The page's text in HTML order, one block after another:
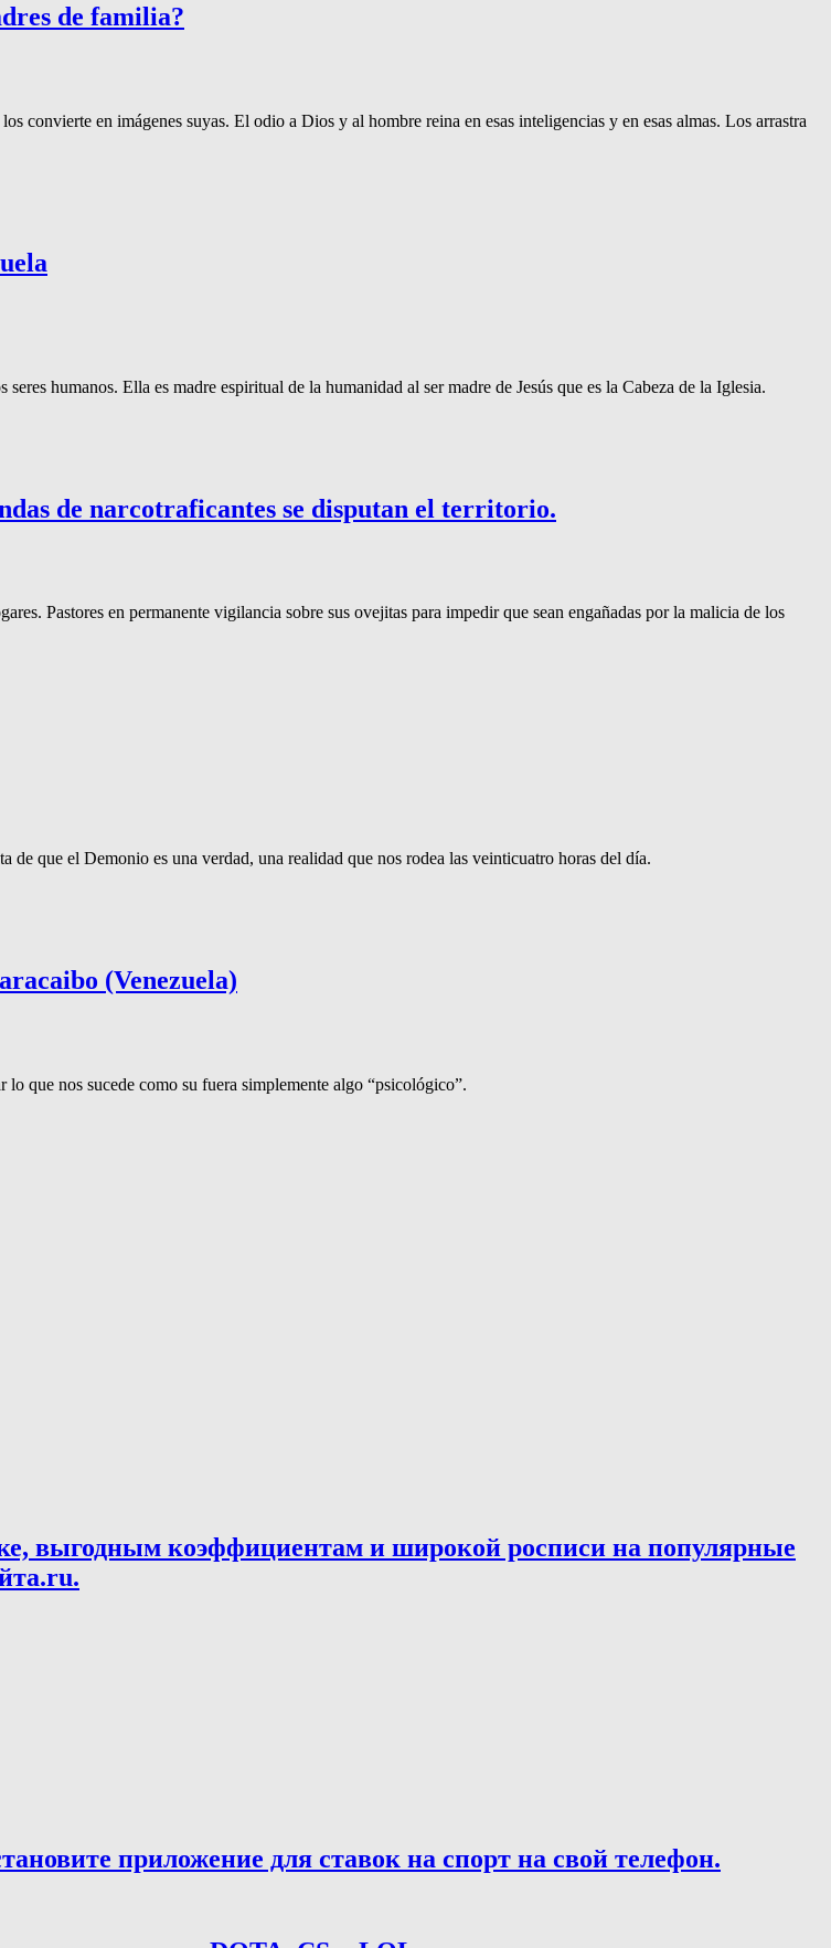
de familia?
convierte en imágenes suyas. El odio a Dios y al hombre reina en esas inteligencias y en esas almas. Los arrastra
humanos. Ella es madre espiritual de la humanidad al ser madre de Jesús que es la Cabeza de la Iglesia.
de narcotraficantes se disputan el territorio.
Pastores en permanente vigilancia sobre sus ovejitas para impedir que sean engañadas por la malicia de los
que el Demonio es una verdad, una realidad que nos rodea las veinticuatro horas del día.
(Venezuela)
que nos sucede como su fuera simplemente algo “psicológico”.
выгодным коэффициентам и широкой росписи на популярные
приложение для ставок на спорт на свой телефон.